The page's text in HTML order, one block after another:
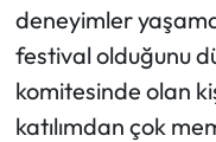
deneyimler
festival olduğunu
komitesinde olan
katılımdan çok